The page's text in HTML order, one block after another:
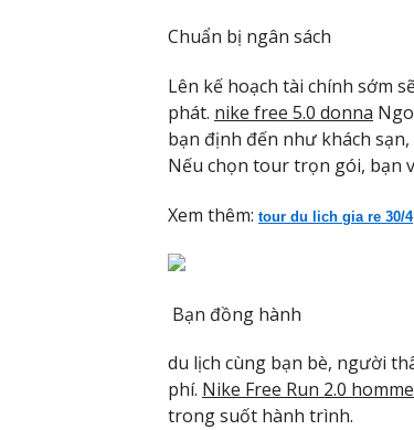
Chuẩn bị ngân sách
Lên kế hoạch tài chính sớm
phát. nike free 5.0 donna
bạn định đến như khách
Nếu chọn tour trọn gói, bạn
Xem thêm: tour du lich gia re 30/4
Bạn đồng hành
du lịch cùng bạn bè, người
phí. Nike Free Run 2.0 homme
trong suốt hành trình.